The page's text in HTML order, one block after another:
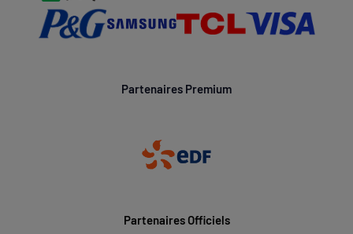
Partenaires Premium
Partenaires Officiels